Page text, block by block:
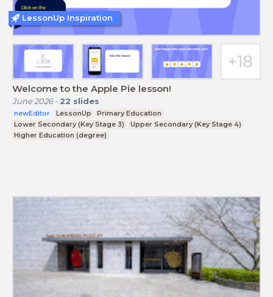
Welcome to the Apple Pie lesson!
June 2026- 22 slides
newEditor LessonUp
Primary Education
Lower Secondary (Key Stage 3)
Upper Secondary (Key Stage 4)
Higher Education (degree)
LessonUp Inspiration